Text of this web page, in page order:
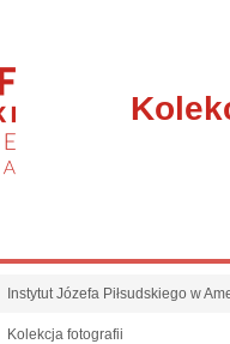
Instytut Józefa Piłsudskiego w
Kolekcja fotografii